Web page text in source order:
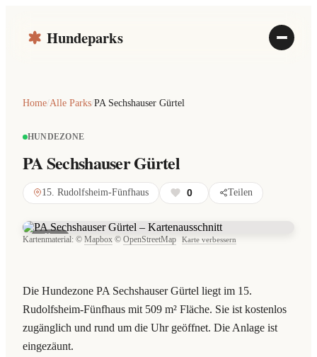
Hundeparks
Home/Alle Parks/PA Sechshauser Gürtel
HUNDEZONE
PA Sechshauser Gürtel
15. Rudolfsheim-Fünfhaus 0 Teilen
Die Hundezone PA Sechshauser Gürtel liegt im 15.
Rudolfsheim-Fünfhaus mit 509 m² Fläche. Sie ist kostenlos
zugänglich und rund um die Uhr geöffnet. Die Anlage ist
eingezäunt.
Karte
Kartenmaterial: © Mapbox © OpenStreetMap Karte verbessern